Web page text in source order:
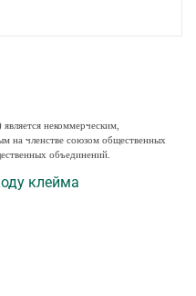
некоммерческим,
на членстве союзом общественных
объединений.
клейма